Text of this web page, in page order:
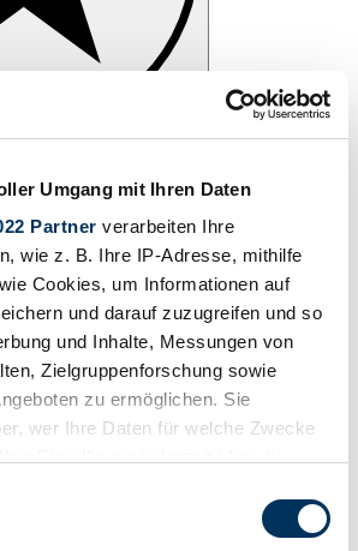
Umgang mit Ihren Daten
Partner verarbeiten Ihre
wie z. B. Ihre IP-Adresse, mithilfe
Cookies, um Informationen auf
und darauf zuzugreifen und so
und Inhalte, Messungen von
Zielgruppenforschung sowie
zu ermöglichen. Sie
wer Ihre Daten für welche Zwecke
oder widerrufen